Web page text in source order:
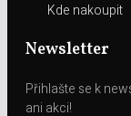
Kde nakoupit
Newsletter
Přihlašte se k
ani akci!